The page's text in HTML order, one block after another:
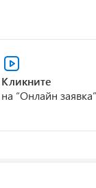
Кликните
на “Онлайн заявка”